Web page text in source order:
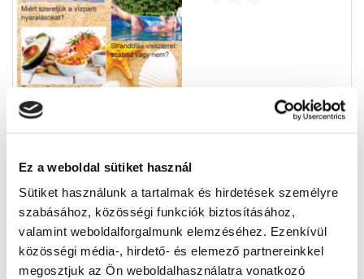
Ez a weboldal sütiket használ
Sütiket használunk a tartalmak és hirdetések személyre
szabásához, közösségi funkciók biztosításához,
valamint weboldalforgalmunk elemzéséhez. Ezenkívül
közösségi média-, hirdető- és elemező partnereinkkel
megosztjuk az Ön weboldalhasználatra vonatkozó